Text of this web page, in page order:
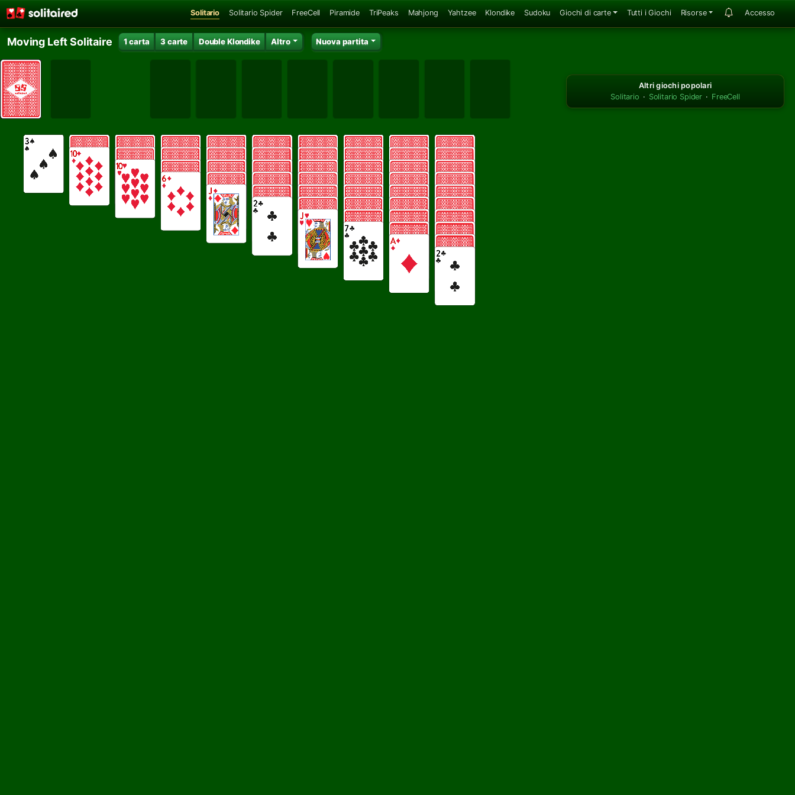
Solitario Solitario Spider FreeCell Piramide TriPeaks Mahjong Yahtzee Klondike Sudoku Giochi di carte Tutti i Giochi Risorse Accesso
Moving Left Solitaire 1 carta 3 carte Double Klondike Altro Nuova partita
Altri giochi popolari
Solitario · Solitario Spider · FreeCell